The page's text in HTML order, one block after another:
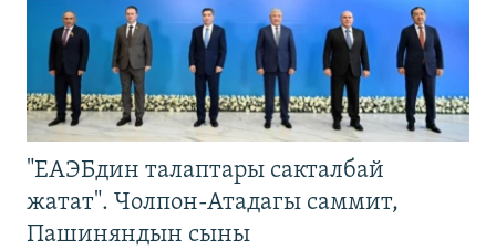
"ЕАЭБдин талаптары сакталбай
жатат". Чолпон-Атадагы саммит,
Пашиняндын сыны